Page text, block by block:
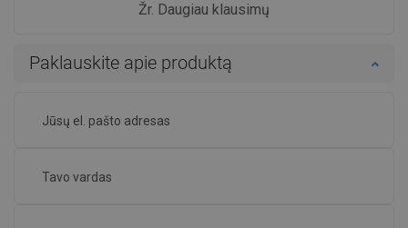
Žr. Daugiau klausimų
Paklauskite apie produktą